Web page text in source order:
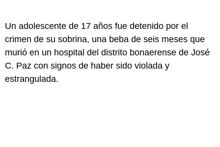
Un adolescente de 17 años fue detenido por el
crimen de su sobrina, una beba de seis meses que
murió en un hospital del distrito bonaerense de José
C. Paz con signos de haber sido violada y
estrangulada.